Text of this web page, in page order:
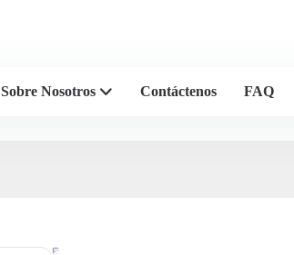
Sobre Nosotros Contáctenos FAQ